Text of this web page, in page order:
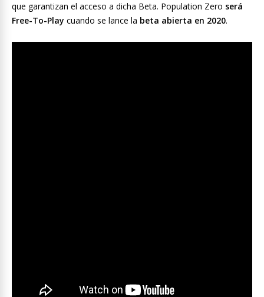
que garantizan el acceso a dicha Beta. Population Zero será
Free-To-Play cuando se lance la beta abierta en 2020.